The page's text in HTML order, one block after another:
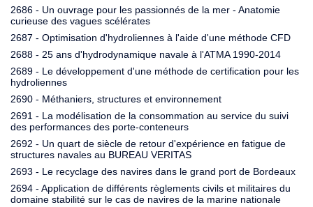
2686 - Un ouvrage pour les passionnés de la mer - Anatomie
curieuse des vagues scélérates
2687 - Optimisation d'hydroliennes à l'aide d'une méthode CFD
2688 - 25 ans d'hydrodynamique navale à l'ATMA 1990-2014
2689 - Le développement d'une méthode de certification pour les
hydroliennes
2690 - Méthaniers, structures et environnement
2691 - La modélisation de la consommation au service du suivi
des performances des porte-conteneurs
2692 - Un quart de siècle de retour d'expérience en fatigue de
structures navales au BUREAU VERITAS
2693 - Le recyclage des navires dans le grand port de Bordeaux
2694 - Application de différents règlements civils et militaires du
domaine stabilité sur le cas de navires de la marine nationale